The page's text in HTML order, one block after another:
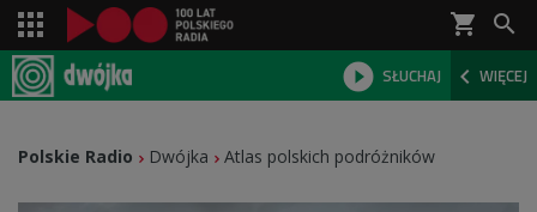
shopping_cart 
 SŁUCHAJ  WIĘCEJ

Polskie Radio Dwójka Atlas polskich podróżników